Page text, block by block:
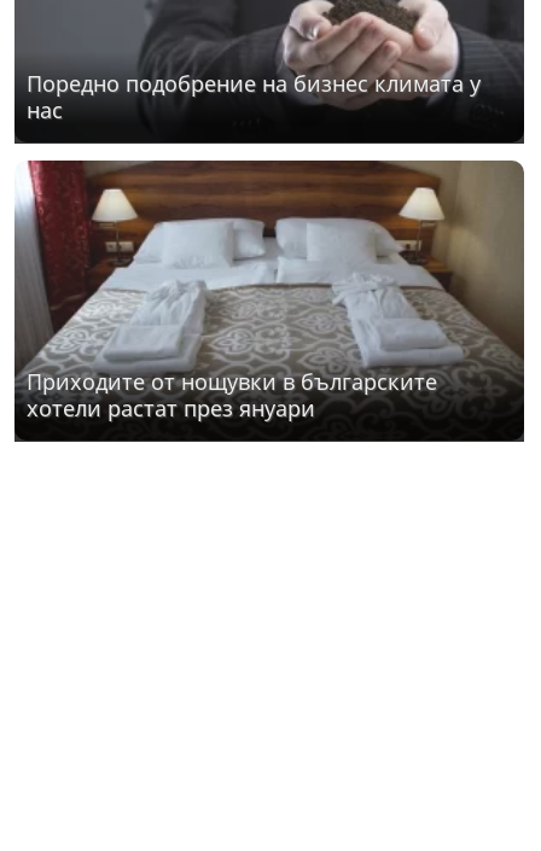
Поредно подобрение на бизнес климата у
нас
Приходите от нощувки в българските
хотели растат през януари